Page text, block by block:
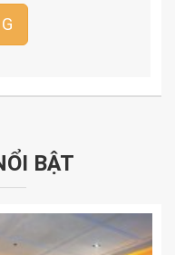
BẬT